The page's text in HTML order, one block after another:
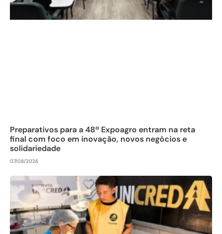
Preparativos para a 48ª Expoagro entram na reta
final com foco em inovação, novos negócios e
solidariedade
07/08/2026